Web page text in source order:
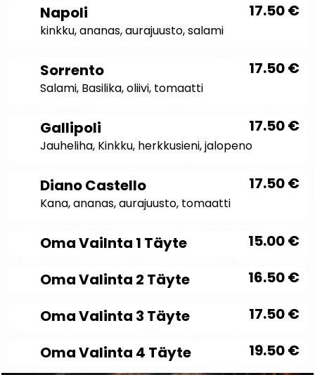
17.50€
Napoli
kinkku, ananas, aurajuusto, salami
17.50€
Sorrento
Salami, Basilika, oliivi, tomaatti
17.50€
Gallipoli
Jauheliha, Kinkku, herkkusieni, jalopeno
17.50€
Diano Castello
Kana, ananas, aurajuusto, tomaatti
15.00€
Oma Vailnta 1 Täyte
16.50€
Oma Valinta 2 Täyte
17.50€
Oma Valinta 3 Täyte
19.50€
Oma Valinta 4 Täyte